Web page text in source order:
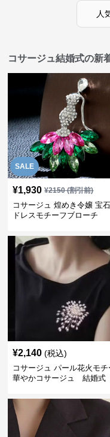
人
コサージュ結婚式の新
SALE
¥1,930 ¥2150(割引前)
コサージュ 煌めき令嬢 宝
ドレスモチーフブローチ
¥2,140 (税込)
コサージュ パール花火モチ
華やかコサージュ 結婚式